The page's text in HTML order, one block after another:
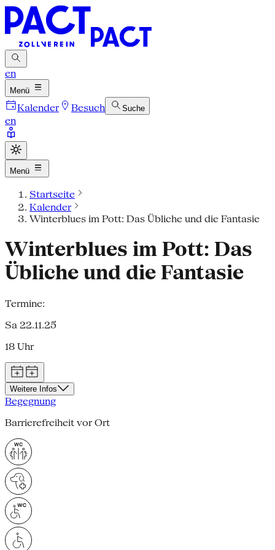
en
Menü
Kalender Besuch Suche
en
Menü
Startseite
Kalender
Winterblues im Pott: Das Übliche und die Fantasie
Winterblues im Pott: Das
Übliche und die Fantasie
Termine:
Sa 22.11.25
18 Uhr
Weitere Infos
Begegnung
Barrierefreiheit vor Ort